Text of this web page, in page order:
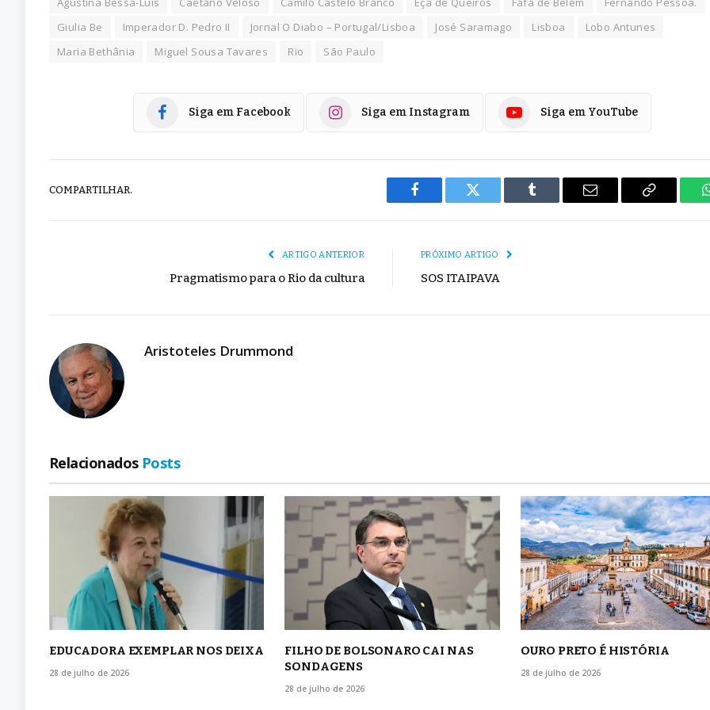
Giulia Be
Imperador D. Pedro II Jornal O Diabo – Portugal/Lisboa José Saramago Lisboa
Lobo Antunes
Maria Bethânia
Miguel Sousa Tavares Rio São Paulo
Siga em Facebook Siga em Instagram Siga em YouTube
COMPARTILHAR.
Facebook Twitter Tumblr
E-
Copiar
ARTIGO ANTERIOR
Pragmatismo para o Rio da cultura
PRÓXIMO ARTIGO
SOS ITAIPAVA
Aristoteles Drummond
Relacionados Posts
EDUCADORA EXEMPLAR NOS DEIXA
28 de julho de 2026
FILHO DE BOLSONARO CAI NAS
SONDAGENS
28 de julho de 2026
OURO PRETO É HISTÓRIA
28 de julho de 2026